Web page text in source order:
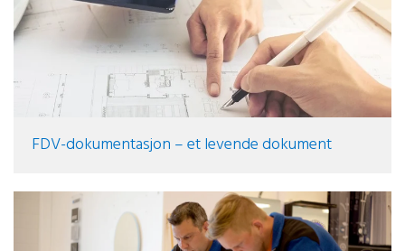
FDV-dokumentasjon – et levende dokument